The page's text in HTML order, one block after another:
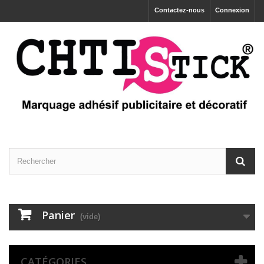
Connexion
Contactez-nous
Panier (vide)